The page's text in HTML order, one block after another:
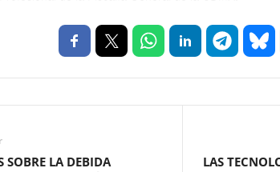
SOBRE LA DEBIDA
LAS